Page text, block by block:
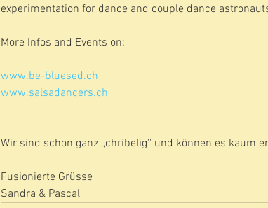
experimentation for dance and couple dance
More Infos and Events on:
www.be-bluesed.ch
www.salsadancers.ch
Wir sind schon ganz ,,chribelig'' und können es kaum
Fusionierte Grüsse
Sandra & Pascal